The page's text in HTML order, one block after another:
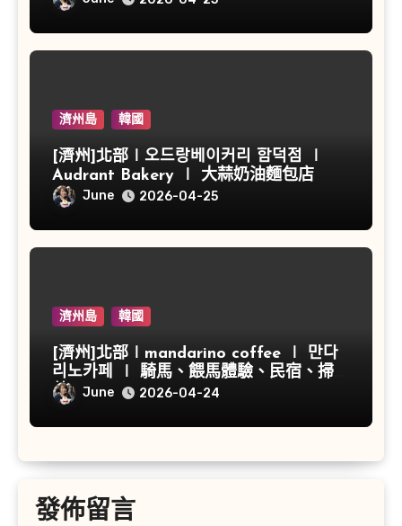
濟州島 韓國
[濟州]北部∣오드랑베이커리 함덕점 ∣
Audrant Bakery ∣ 大蒜奶油麵包店
June 2026-04-25
濟州島 韓國
[濟州]北部∣mandarino coffee ∣ 만다
리노카페 ∣ 騎馬、餵馬體驗、民宿、掃帚
草
June 2026-04-24
發佈留言